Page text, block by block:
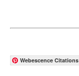
Webescence Citations